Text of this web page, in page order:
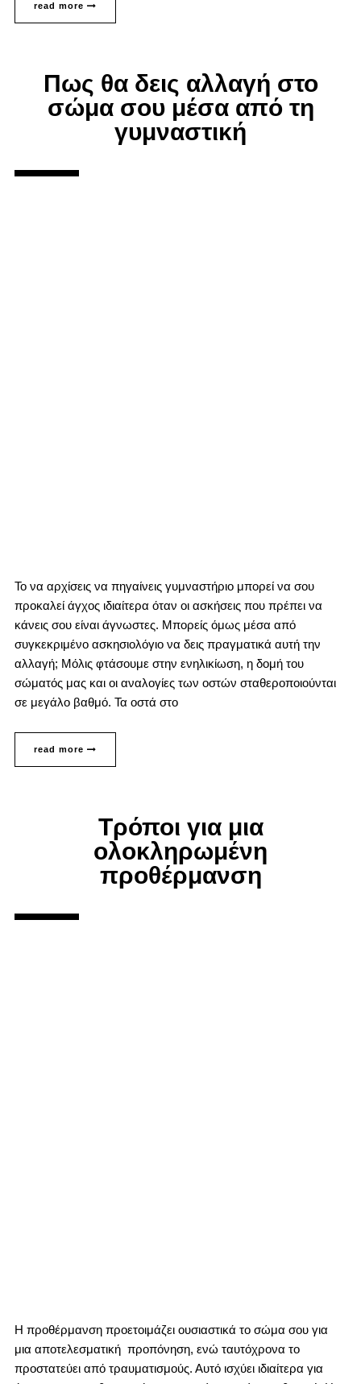
read more
Πως θα δεις αλλαγή στο
σώμα σου μέσα από τη
γυμναστική
Το να αρχίσεις να πηγαίνεις γυμναστήριο μπορεί να σου
προκαλεί άγχος ιδιαίτερα όταν οι ασκήσεις που πρέπει να
κάνεις σου είναι άγνωστες. Μπορείς όμως μέσα από
συγκεκριμένο ασκησιολόγιο να δεις πραγματικά αυτή την
αλλαγή; Μόλις φτάσουμε στην ενηλικίωση, η δομή του
σώματός μας και οι αναλογίες των οστών σταθεροποιούνται
σε μεγάλο βαθμό. Τα οστά στο
read more
Τρόποι για μια
ολοκληρωμένη
προθέρμανση
Η προθέρμανση προετοιμάζει ουσιαστικά το σώμα σου για
μια αποτελεσματική προπόνηση, ενώ ταυτόχρονα το
προστατεύει από τραυματισμούς. Αυτό ισχύει ιδιαίτερα για